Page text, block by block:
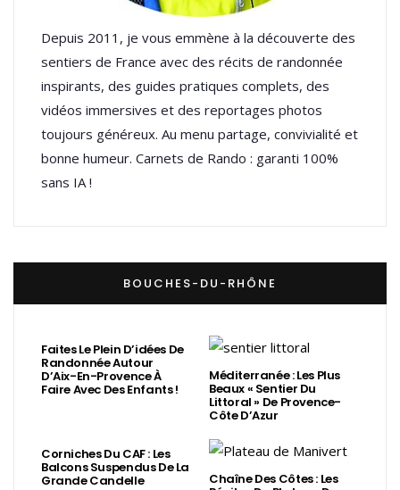
Depuis 2011, je vous emmène à la découverte des
sentiers de France avec des récits de randonnée
inspirants, des guides pratiques complets, des
vidéos immersives et des reportages photos
toujours généreux. Au menu partage, convivialité et
bonne humeur. Carnets de Rando : garanti 100%
sans IA !
BOUCHES-DU-RHÔNE
Faites Le Plein D’idées De
Randonnée Autour
D’Aix-En-Provence À
Faire Avec Des Enfants !
Méditerranée : Les Plus
Beaux « Sentier Du
Littoral » De Provence-
Côte D’Azur
Corniches Du CAF : Les
Balcons Suspendus De La
Grande Candelle Chaîne Des Côtes : Les